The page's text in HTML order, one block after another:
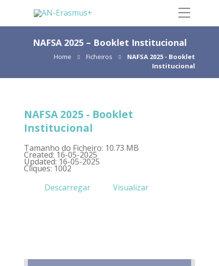
NAFSA 2025 – Booklet Institucional
Home Ficheiros
NAFSA 2025 - Booklet
Institucional
NAFSA 2025 - Booklet
Institucional
Tamanho do Ficheiro: 10.73 MB
Created: 16-05-2025
Updated: 16-05-2025
Cliques: 1002
Descarregar
Visualizar